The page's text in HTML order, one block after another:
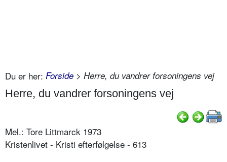
Du er her: Forside > Herre, du vandrer forsoningens vej
Herre, du vandrer forsoningens vej
Mel.: Tore Littmarck 1973
Kristenlivet - Kristi efterfølgelse - 613